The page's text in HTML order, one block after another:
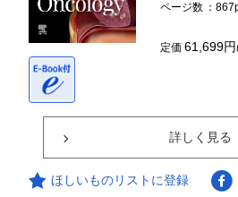
ページ数 ：
定価61,699円
詳しく見る
ほしいものリストに登録